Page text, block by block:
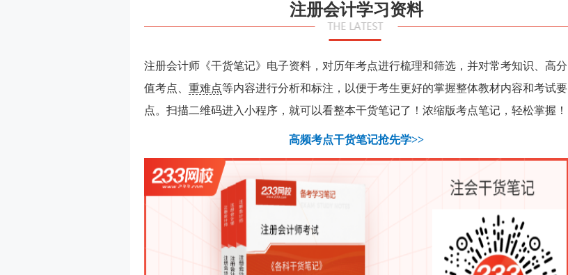
注册会计学习资料
注册会计师《干货笔记》电子资料，对历年考点进行梳理和筛选，并对常考知识、高分
值考点、 重难点等内容进行分析和标注，以便于考生更好的掌握整体教材内容和考试要
点。扫描二维码进入小程序，就可以看整本干货笔记了！浓缩版考点笔记，轻松掌握！
高频考点干货笔记抢先学>>